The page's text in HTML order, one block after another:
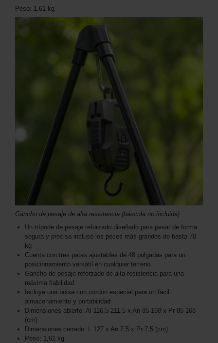
Peso: 1,61 kg
Gancho de pesaje de alta resistencia (báscula no incluida)
Un trípode de pesaje reforzado diseñado para pesar de forma
segura y precisa incluso los peces más grandes de hasta 70
kg
Cuenta con tres patas ajustables de 48 pulgadas para un
posicionamiento versátil en cualquier terreno.
Gancho de pesaje reforzado de alta resistencia para una
máxima fiabilidad
Incluye una bolsa con cordón especial para un fácil
almacenamiento y portabilidad
Dimensiones abierto: Al 116,5-211,5 x An 85-168 x Pr 85-168
(cm)
Dimensiones cerrado: L 127 x An 7,5 x Pr 7,5 (cm)
Peso: 1,61 kg